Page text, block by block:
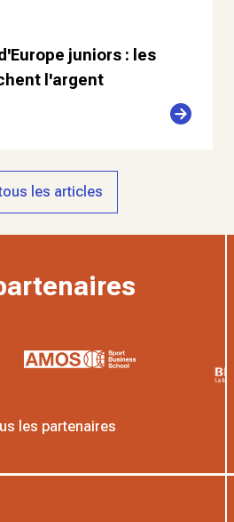
juniors : les
l'argent
les articles
les partenaires